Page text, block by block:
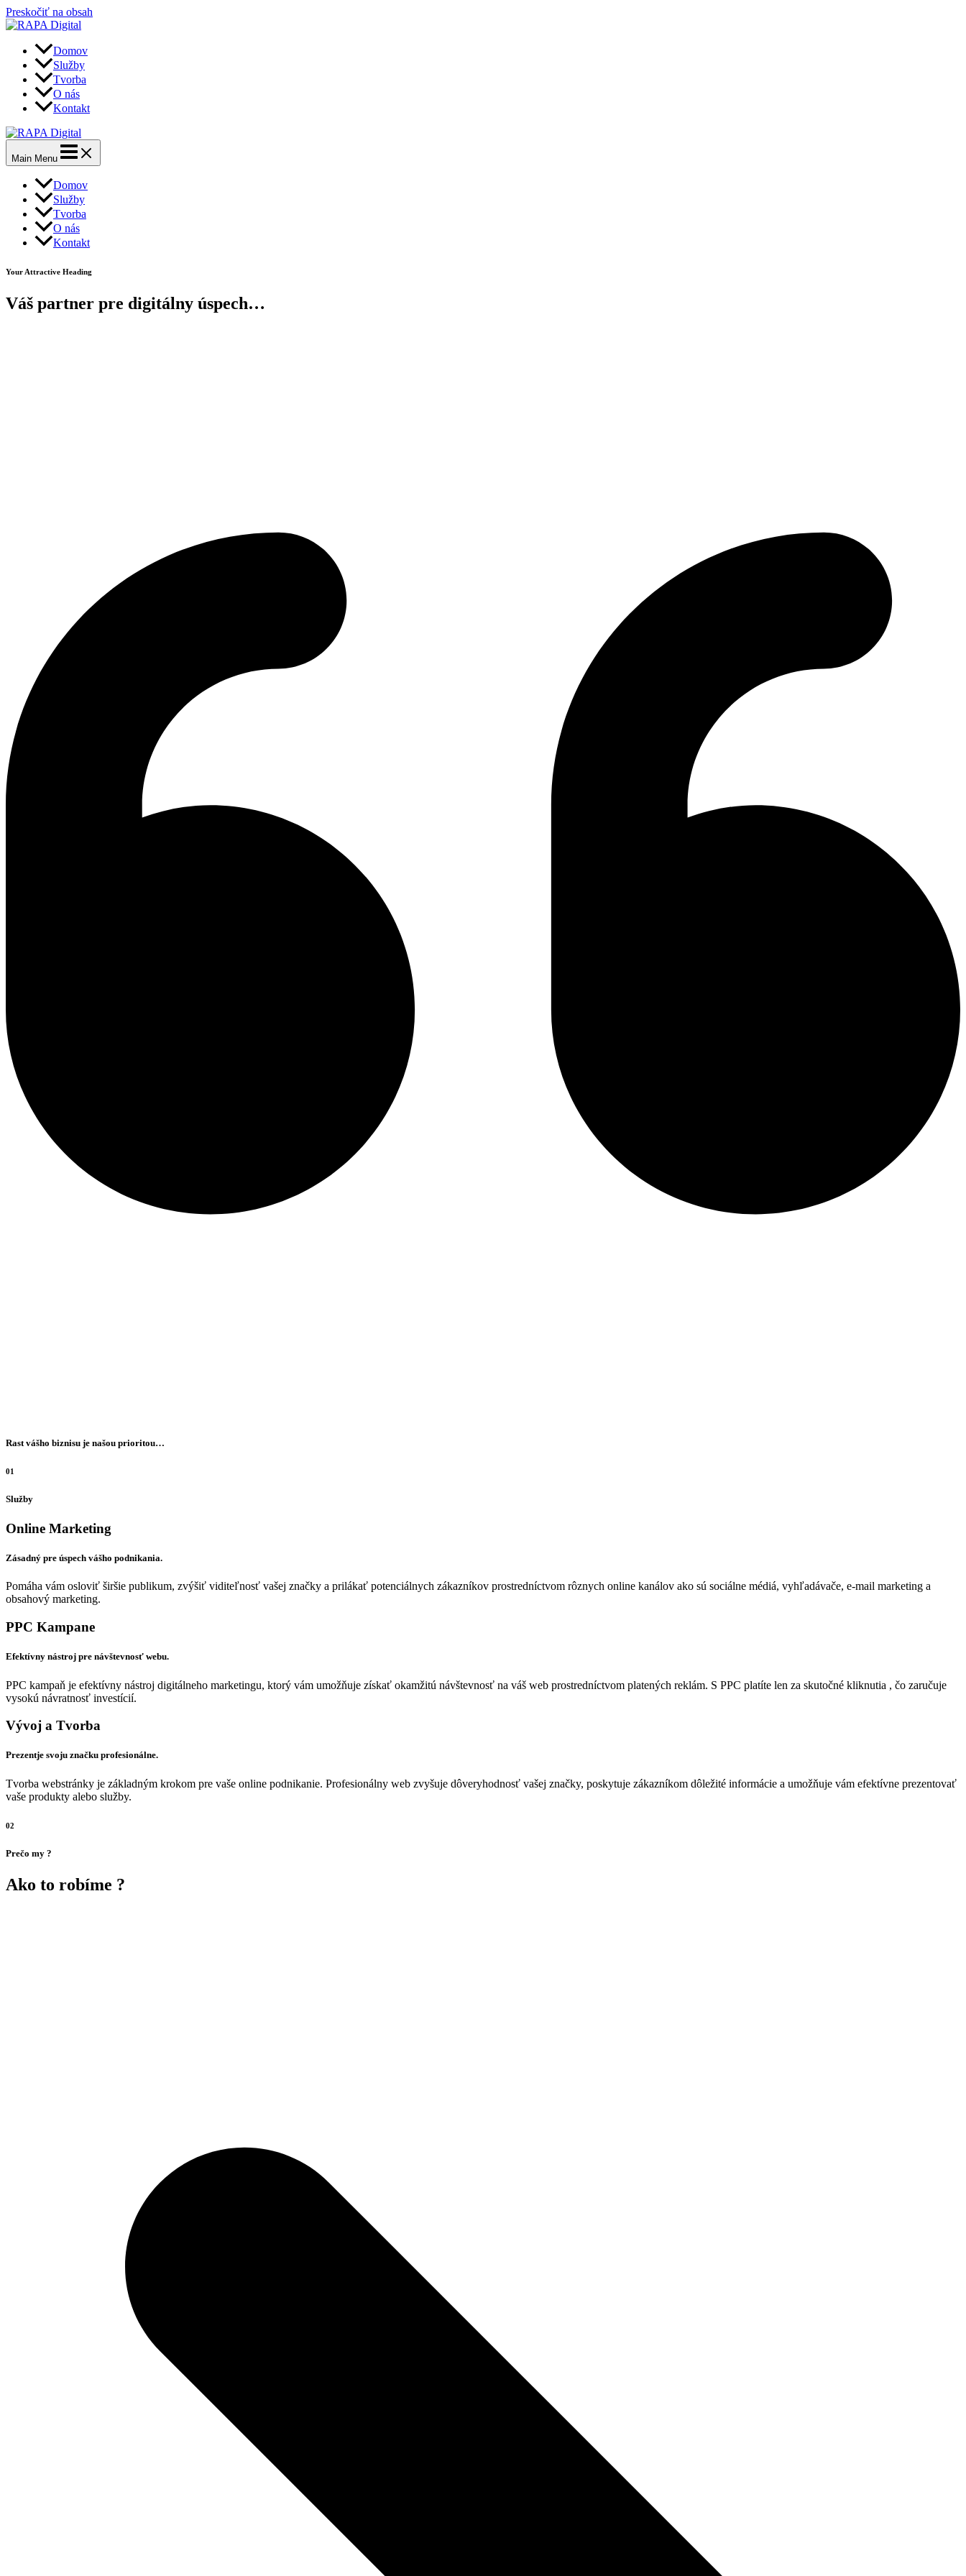
Preskočiť na obsah
Domov
Služby
Tvorba
O nás
Kontakt
Main Menu
Domov
Služby
Tvorba
O nás
Kontakt
Your Attractive Heading
Váš partner pre digitálny úspech…
Rast vášho biznisu je našou prioritou…
01
Služby
Online Marketing
Zásadný pre úspech vášho podnikania.
Pomáha vám osloviť širšie publikum, zvýšiť viditeľnosť vašej značky a prilákať potenciálnych zákazníkov prostredníctvom rôznych online kanálov ako sú sociálne médiá, vyhľadávače, e-mail marketing a
obsahový marketing.
PPC Kampane
Efektívny nástroj pre návštevnosť webu.
PPC kampaň je efektívny nástroj digitálneho marketingu, ktorý vám umožňuje získať okamžitú návštevnosť na váš web prostredníctvom platených reklám. S PPC platíte len za skutočné kliknutia , čo zaručuje
vysokú návratnosť investícií.
Vývoj a Tvorba
Prezentje svoju značku profesionálne.
Tvorba webstránky je základným krokom pre vaše online podnikanie. Profesionálny web zvyšuje dôveryhodnosť vašej značky, poskytuje zákazníkom dôležité informácie a umožňuje vám efektívne prezentovať
vaše produkty alebo služby.
02
Prečo my ?
Ako to robíme ?